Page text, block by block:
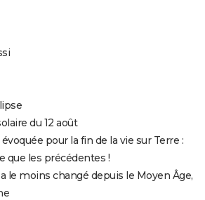
du 12 août
pour la fin de la vie sur Terre :
que les précédentes !
le moins changé depuis le Moyen Âge,